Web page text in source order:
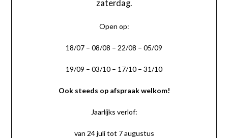
zaterdag.
Open op:
18/07 – 08/08 – 22/08 – 05/09
19/09 – 03/10 – 17/10 – 31/10
Ook steeds op afspraak welkom!
Jaarlijks verlof:
van 24 juli tot 7 augustus